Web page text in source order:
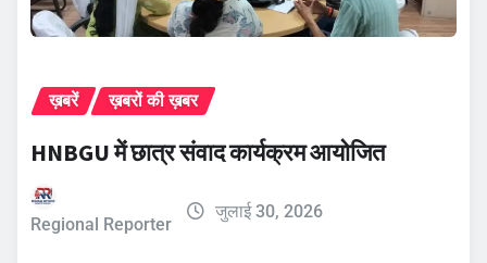
ख़बरें ख़बरों की ख़बर
HNBGU में छात्र संवाद कार्यक्रम आयोजित
Regional Reporter
जुलाई 30, 2026